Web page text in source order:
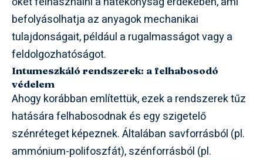
befolyásolhatja az anyagok mechanikai
tulajdonságait, például a rugalmasságot vagy a
feldolgozhatóságot.
Intumeszkáló rendszerek: a felhabosodó
védelem
Ahogy korábban említettük, ezek a rendszerek tűz
hatására felhabosodnak és egy szigetelő
szénréteget képeznek. Általában savforrásból (pl.
ammónium-polifoszfát), szénforrásból (pl.